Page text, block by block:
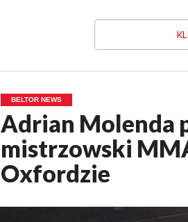
BELTOR NEWS
Adrian Molenda
mistrzowski
Oxfordzie